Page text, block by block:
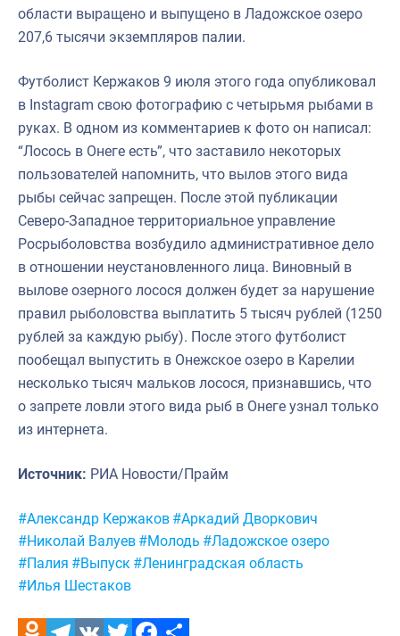
области выращено и выпущено в Ладожское озеро
207,6 тысячи экземпляров палии.
Футболист Кержаков 9 июля этого года опубликовал
в Instagram свою фотографию с четырьмя рыбами в
руках. В одном из комментариев к фото он написал:
“Лосось в Онеге есть”, что заставило некоторых
пользователей напомнить, что вылов этого вида
рыбы сейчас запрещен. После этой публикации
Северо-Западное территориальное управление
Росрыболовства возбудило административное дело
в отношении неустановленного лица. Виновный в
вылове озерного лосося должен будет за нарушение
правил рыболовства выплатить 5 тысяч рублей (1250
рублей за каждую рыбу). После этого футболист
пообещал выпустить в Онежское озеро в Карелии
несколько тысяч мальков лосося, признавшись, что
о запрете ловли этого вида рыб в Онеге узнал только
из интернета.
Источник: РИА Новости/Прайм
Метки:
#Александр Кержаков #Аркадий Дворкович
#Николай Валуев #Молодь #Ладожское озеро
#Палия #Выпуск #Ленинградская область
#Илья Шестаков